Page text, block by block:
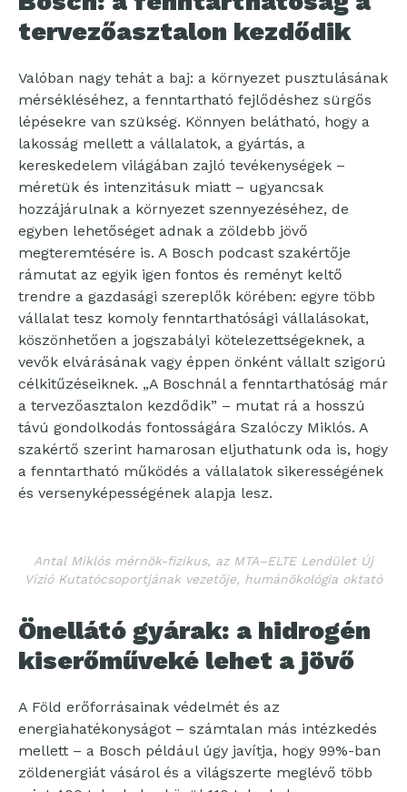
tervezőasztalon kezdődik
Valóban nagy tehát a baj: a környezet pusztulásának
mérsékléséhez, a fenntartható fejlődéshez sürgős
lépésekre van szükség. Könnyen belátható, hogy a
lakosság mellett a vállalatok, a gyártás, a
kereskedelem világában zajló tevékenységek –
méretük és intenzitásuk miatt – ugyancsak
hozzájárulnak a környezet szennyezéséhez, de
egyben lehetőséget adnak a zöldebb jövő
megteremtésére is. A Bosch podcast szakértője
rámutat az egyik igen fontos és reményt keltő
trendre a gazdasági szereplők körében: egyre több
vállalat tesz komoly fenntarthatósági vállalásokat,
köszönhetően a jogszabályi kötelezettségeknek, a
vevők elvárásának vagy éppen önként vállalt szigorú
célkitűzéseiknek. „A Boschnál a fenntarthatóság már
a tervezőasztalon kezdődik” – mutat rá a hosszú
távú gondolkodás fontosságára Szalóczy Miklós. A
szakértő szerint hamarosan eljuthatunk oda is, hogy
a fenntartható működés a vállalatok sikerességének
és versenyképességének alapja lesz.
Antal Miklós mérnök-fizikus, az MTA–ELTE Lendület Új
Vízió Kutatócsoportjának vezetője, humánökológia oktató
Önellátó gyárak: a hidrogén
kiserőműveké lehet a jövő
A Föld erőforrásainak védelmét és az
energiahatékonyságot – számtalan más intézkedés
mellett – a Bosch például úgy javítja, hogy 99%-ban
zöldenergiát vásárol és a világszerte meglévő több